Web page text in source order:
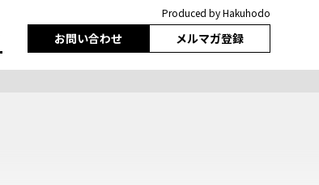
お問い合わせ メルマガ登録
Produced by Hakuhodo